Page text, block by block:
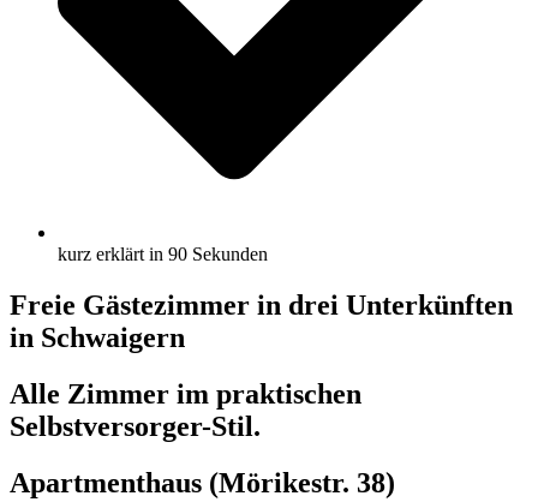
kurz erklärt in 90 Sekunden
Freie Gästezimmer in drei Unterkünften
in Schwaigern
Alle Zimmer im praktischen
Selbstversorger-Stil.
Apartmenthaus (Mörikestr. 38)